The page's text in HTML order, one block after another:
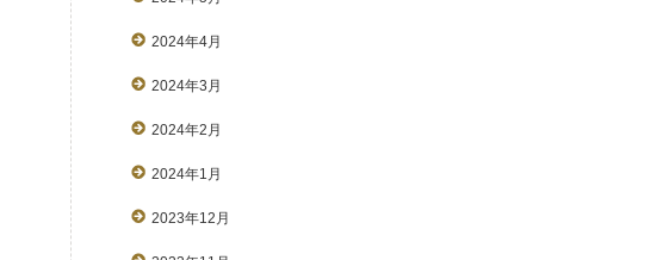
2024年4月
2024年3月
2024年2月
2024年1月
2023年12月